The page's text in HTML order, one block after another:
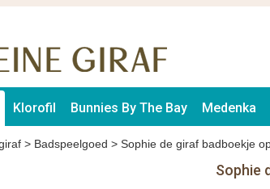
Klorofil Bunnies By The Bay Medenka
> Badspeelgoed > Sophie de giraf badboekje
Sophie